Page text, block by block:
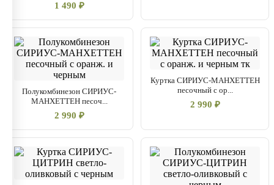
1 490 ₽
Полукомбинезон СИРИУС-
МАНХЕТТЕН песоч...
2 990 ₽
Куртка СИРИУС-МАНХЕТТЕН
песочный с ор...
2 990 ₽